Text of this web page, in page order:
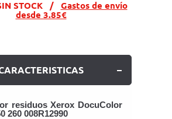
STOCK / Gastos de envío
desde 3.85€
residuos Xerox DocuColor
260 008R12990